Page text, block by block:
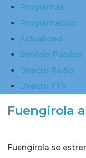
Programas
Programación
Actualidad
Servicio Público
Directo Radio
Directo FTV
Fuengirola
Fuengirola se